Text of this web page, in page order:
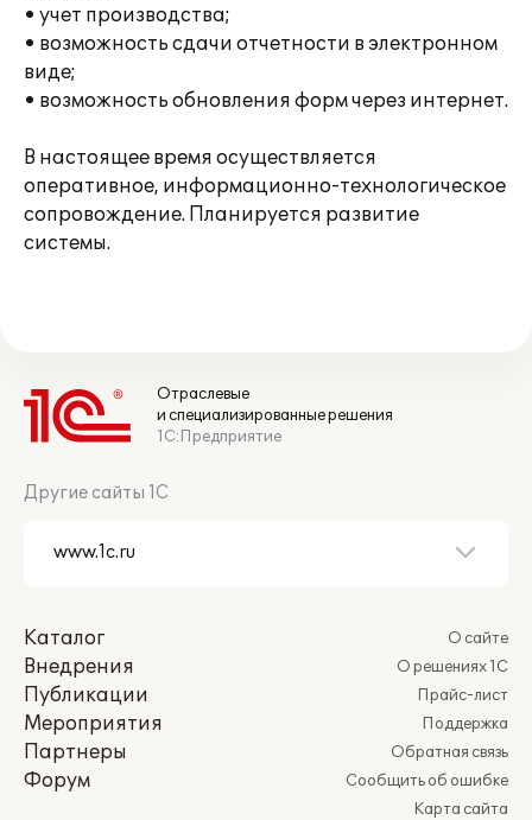
• учет производства;
• возможность сдачи отчетности в электронном
виде;
• возможность обновления форм через интернет.
В настоящее время осуществляется
оперативное, информационно-технологическое
сопровождение. Планируется развитие
системы.
Отраслевые
и специализированные решения
1С:Предприятие
Другие сайты 1С
Каталог
Внедрения
Публикации
Мероприятия
Партнеры
Форум
О сайте
О решениях 1С
Прайс-лист
Поддержка
Обратная связь
Сообщить об ошибке
Карта сайта